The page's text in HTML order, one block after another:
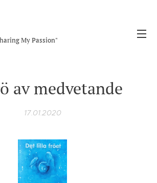
My Passion"
av medvetande
17.01.2020